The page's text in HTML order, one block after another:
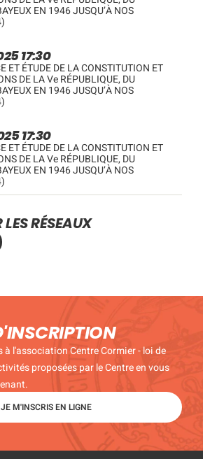
EN 1946 JUSQU’À NOS
17:30
ET ÉTUDE DE LA CONSTITUTION ET
DE LA Ve RÉPUBLIQUE, DU
EN 1946 JUSQU’À NOS
17:30
ET ÉTUDE DE LA CONSTITUTION ET
DE LA Ve RÉPUBLIQUE, DU
EN 1946 JUSQU’À NOS
RÉSEAUX
à l'association Centre Cormier - loi de
proposées par le Centre en vous
JE M'INSCRIS EN LIGNE